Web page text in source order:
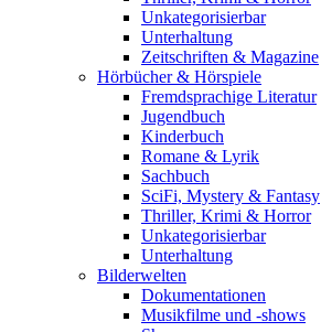
Unkategorisierbar
Unterhaltung
Zeitschriften & Magazine
Hörbücher & Hörspiele
Fremdsprachige Literatur
Jugendbuch
Kinderbuch
Romane & Lyrik
Sachbuch
SciFi, Mystery & Fantasy
Thriller, Krimi & Horror
Unkategorisierbar
Unterhaltung
Bilderwelten
Dokumentationen
Musikfilme und -shows